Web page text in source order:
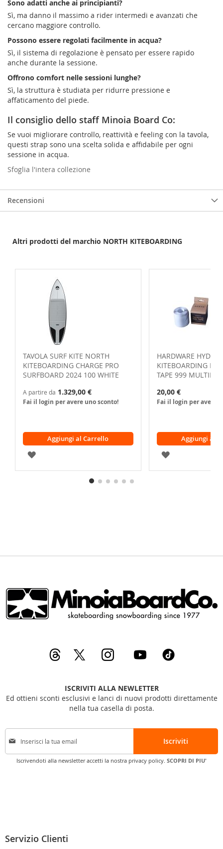
Sono adatti anche ai principianti?
Sì, ma danno il massimo a rider intermedi e avanzati che
cercano maggiore controllo.
Possono essere regolati facilmente in acqua?
Sì, il sistema di regolazione è pensato per essere rapido
anche durante la sessione.
Offrono comfort nelle sessioni lunghe?
Sì, la struttura è studiata per ridurre pressione e
affaticamento del piede.
Il consiglio dello staff Minoia Board Co:
Se vuoi migliorare controllo, reattività e feeling con la tavola,
questi strap sono una scelta solida e affidabile per ogni
sessione in acqua.
Sfoglia l'intera collezione
Recensioni
Altri prodotti del marchio NORTH KITEBOARDING
TAVOLA SURF KITE NORTH
KITEBOARDING CHARGE PRO
SURFBOARD 2024 100 WHITE
A partire da 1.329,00 €
Fai il login per avere uno sconto!
Aggiungi al Carrello
AGGIUNGI
ALLA
HARDWARE
KITEBOARDING
TAPE 999
20,00 €
Fai il login per avere
Aggiungi al
AGGIUNGI
ALLA
ISCRIVITI ALLA NEWLETTER
Ed ottieni sconti esclusivi e lanci di nuovi prodotti direttamente
nella tua casella di posta.
I
c
l
Iscriviti
Iscrivendoti alla newsletter accetti la nostra privacy policy. SCOPRI DI PIU'
Servizio Clienti